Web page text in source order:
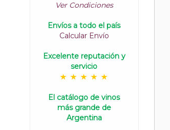
Ver Condiciones
Envíos a todo el país
Calcular Envío
Excelente reputación y
servicio
El catálogo de vinos
más grande de
Argentina